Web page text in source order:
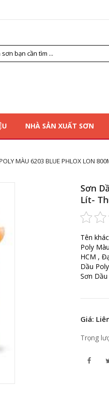
NHÀ SẢN XUẤT SƠN
MÀU 6203 BLUE PHLOX LON
Sơn
Lít-
Tên
Poly
HCM ,
Dầu
Sơn
Giá:
Trọng